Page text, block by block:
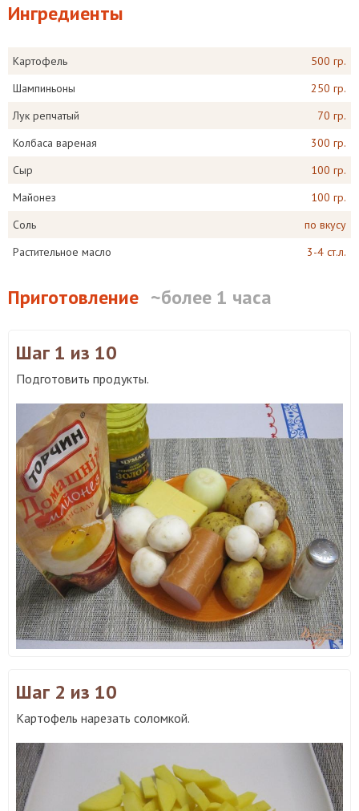
Ингредиенты
Картофель
500 гр.
Шампиньоны
250 гр.
Лук репчатый
70 гр.
Колбаса вареная
300 гр.
Сыр
100 гр.
Майонез
100 гр.
Соль
по вкусу
Растительное масло
3-4 ст.л.
Приготовление ~более 1 часа
Шаг 1 из 10
Подготовить продукты.
Шаг 2 из 10
Картофель нарезать соломкой.